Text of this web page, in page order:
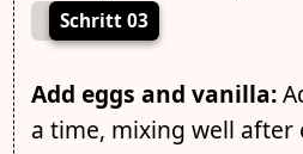
Schritt 03
Add eggs and vanilla:
a time, mixing well after